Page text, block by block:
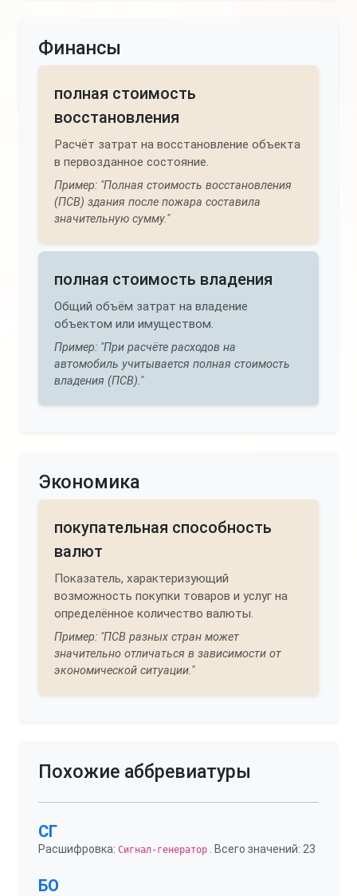
Финансы
полная стоимость
восстановления
Расчёт затрат на восстановление объекта
в первозданное состояние.
Пример: "Полная стоимость восстановления
(ПСВ) здания после пожара составила
значительную сумму."
полная стоимость владения
Общий объём затрат на владение
объектом или имуществом.
Пример: "При расчёте расходов на
автомобиль учитывается полная стоимость
владения (ПСВ)."
Экономика
покупательная способность
валют
Показатель, характеризующий
возможность покупки товаров и услуг на
определённое количество валюты.
Пример: "ПСВ разных стран может
значительно отличаться в зависимости от
экономической ситуации."
Похожие аббревиатуры
СГ
Расшифровка: Сигнал-генератор . Всего значений: 23
БО